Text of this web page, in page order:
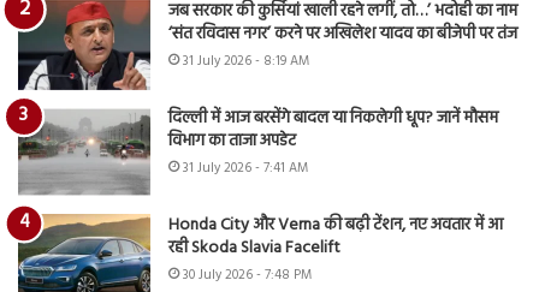
जब सरकार की कुर्सियां खाली रहने लगीं, तो…’ भदोही का नाम
‘संत रविदास नगर’ करने पर अखिलेश यादव का बीजेपी पर तंज
31 July 2026 - 8:19 AM
दिल्ली में आज बरसेंगे बादल या निकलेगी धूप? जानें मौसम
विभाग का ताजा अपडेट
31 July 2026 - 7:41 AM
Honda City और Verna की बढ़ी टेंशन, नए अवतार में आ
रही Skoda Slavia Facelift
30 July 2026 - 7:48 PM